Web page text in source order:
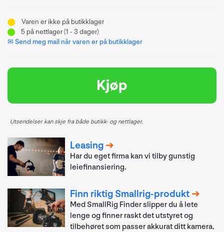
Varen er ikke på butikklager
5 på nettlager (1 - 3 dager)
✉ Send meg mail når varen er på butikklager
Kjøp
Utsendelser kan skje fra både butikk- og nettlager.
Leasing
Har du eget firma kan vi tilby gunstig
leiefinansiering.
Finn riktig Smallrig-produkt
Med SmallRig Finder slipper du å lete
lenge og finner raskt det utstyret og
tilbehøret som passer akkurat ditt kamera.